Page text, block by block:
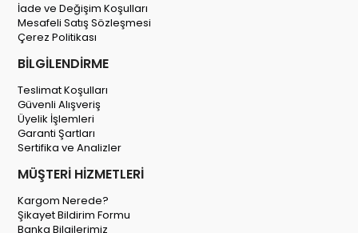
İade ve Değişim Koşulları
Mesafeli Satış Sözleşmesi
Çerez Politikası
BİLGİLENDİRME
Teslimat Koşulları
Güvenli Alışveriş
Üyelik İşlemleri
Garanti Şartları
Sertifika ve Analizler
MÜŞTERİ HİZMETLERİ
Kargom Nerede?
Şikayet Bildirim Formu
Banka Bilgilerimiz